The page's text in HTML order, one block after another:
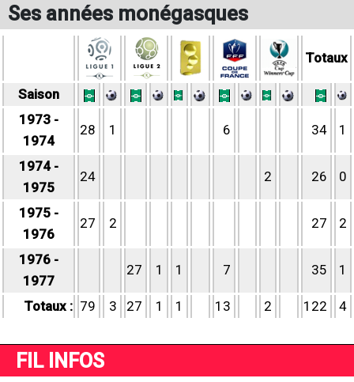
Ses années monégasques
Totaux
Saison
1973 -
1974
28 1 6 34 1
1974 -
1975
24 2 26 0
1975 -
1976
27 2 27 2
1976 -
1977
27 1 1 7 35 1
Totaux : 79 3 27 1 1 13 2 122 4
FIL INFOS